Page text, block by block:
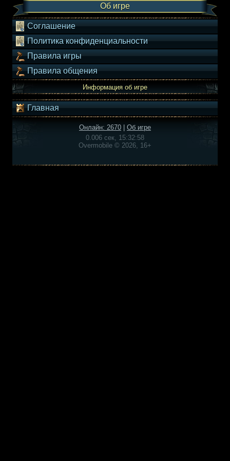
Об игре
Соглашение
Политика конфиденциальности
Правила игры
Правила общения
Информация об игре
Главная
Онлайн: 2670
Об игре
0.006 сек, 15:32:58
Overmobile © 2026, 16+